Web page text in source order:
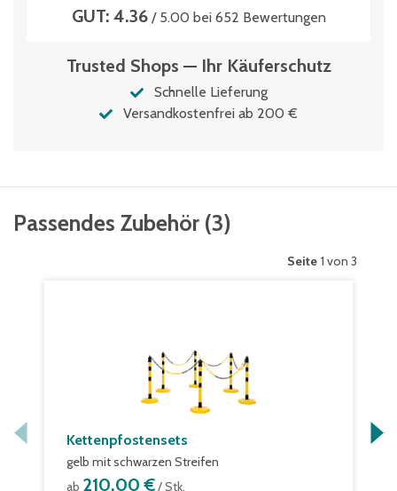
GUT: 4.36/ 5.00 bei 652 Bewertungen
Trusted Shops — Ihr Käuferschutz
Schnelle Lieferung
Versandkostenfrei ab 200 €
Passendes Zubehör (3)
Seite 1 von 3
Kettenpfostensets
gelb mit schwarzen Streifen
ab 210,00 €/ Stk.